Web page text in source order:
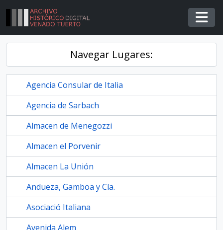
Skip to main content
Navegar Lugares:
Agencia Consular de Italia
Agencia de Sarbach
Almacen de Menegozzi
Almacen el Porvenir
Almacen La Unión
Andueza, Gamboa y Cía.
Asociació Italiana
Avenida Alem